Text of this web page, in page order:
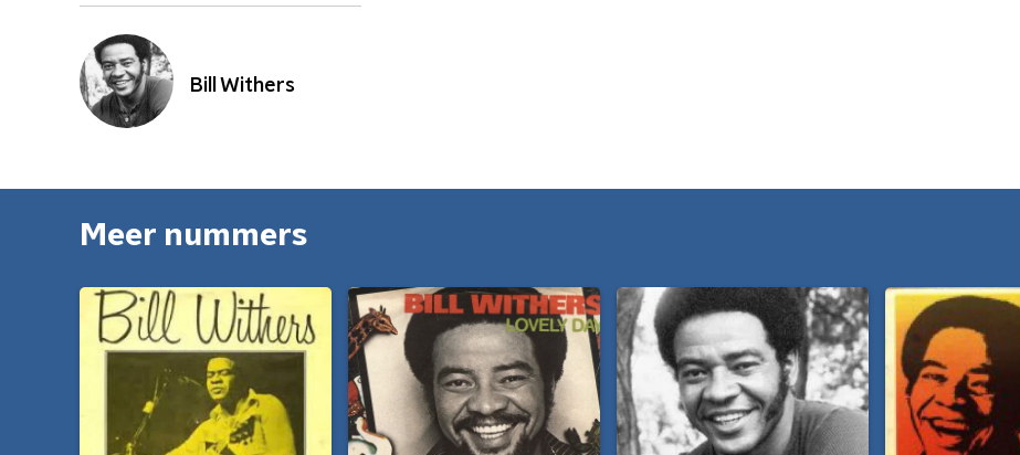
Bill Withers
Meer nummers